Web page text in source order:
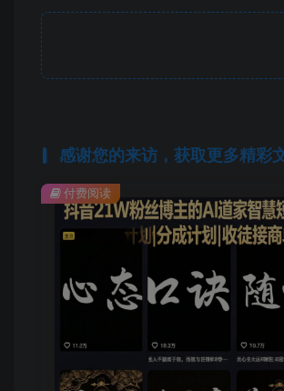
感谢您的来访，获取更多精彩
付费阅读